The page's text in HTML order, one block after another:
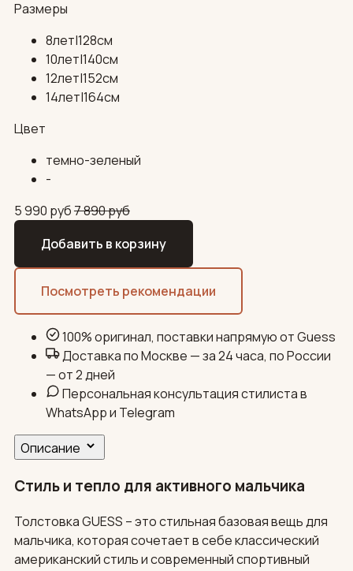
Размеры
8лет|128см
10лет|140см
12лет|152см
14лет|164см
Цвет
темно-зеленый
-
5 990 руб7 890руб
Добавить в корзину
Посмотреть рекомендации
100% оригинал, поставки напрямую от Guess
Доставка по Москве — за 24 часа, по России
— от 2 дней
Персональная консультация стилиста в
WhatsApp и Telegram
Описание
Стиль и тепло для активного мальчика
Толстовка GUESS – это стильная базовая вещь для
мальчика, которая сочетает в себе классический
американский стиль и современный спортивный